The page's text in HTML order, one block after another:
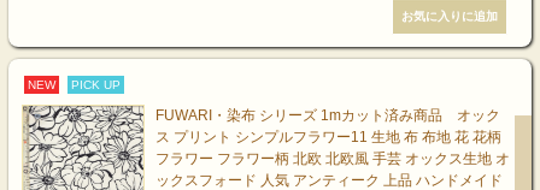
NEW PICK UP
FUWARI・染布 シリーズ 1mカット済み商品 オック
ス プリント シンプルフラワー11 生地 布 布地 花 花柄
フラワー フラワー柄 北欧 北欧風 手芸 オックス生地 オ
ックスフォード 人気 アンティーク 上品 ハンドメイド